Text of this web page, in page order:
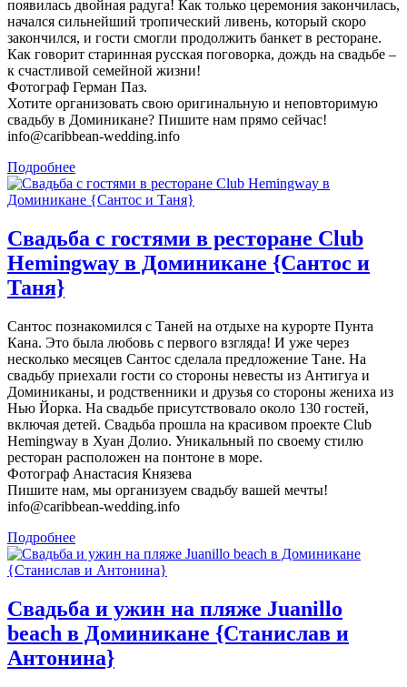
появилась двойная радуга! Как только церемония закончилась,
начался сильнейший тропический ливень, который скоро
закончился, и гости смогли продолжить банкет в ресторане.
Как говорит старинная русская поговорка, дождь на свадьбе –
к счастливой семейной жизни!
Фотограф Герман Паз.
Хотите организовать свою оригинальную и неповторимую
свадьбу в Доминикане? Пишите нам прямо сейчас!
info@caribbean-wedding.info
Подробнее
Свадьба с гостями в ресторане Club
Hemingway в Доминикане {Сантос и
Таня}
Сантос познакомился с Таней на отдыхе на курорте Пунта
Кана. Это была любовь с первого взгляда! И уже через
несколько месяцев Сантос сделала предложение Тане. На
свадьбу приехали гости со стороны невесты из Антигуа и
Доминиканы, и родственники и друзья со стороны жениха из
Нью Йорка. На свадьбе присутствовало около 130 гостей,
включая детей. Свадьба прошла на красивом проекте Club
Hemingway в Хуан Долио. Уникальный по своему стилю
ресторан расположен на понтоне в море.
Фотограф Анастасия Князева
Пишите нам, мы организуем свадьбу вашей мечты!
info@caribbean-wedding.info
Подробнее
Свадьба и ужин на пляже Juanillo
beach в Доминикане {Станислав и
Антонина}